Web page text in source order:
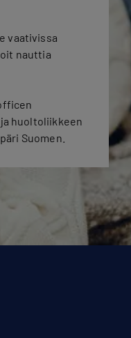
vaativissa
nauttia
huoltoliikkeen
Suomen.